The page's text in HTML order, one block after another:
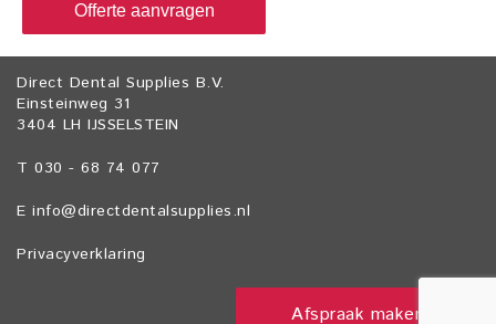
Offerte aanvragen
Direct Dental Supplies B.V.
Einsteinweg 31
3404 LH IJSSELSTEIN
T 030 - 68 74 077
E info@directdentalsupplies.nl
Privacyverklaring
Afspraak maken